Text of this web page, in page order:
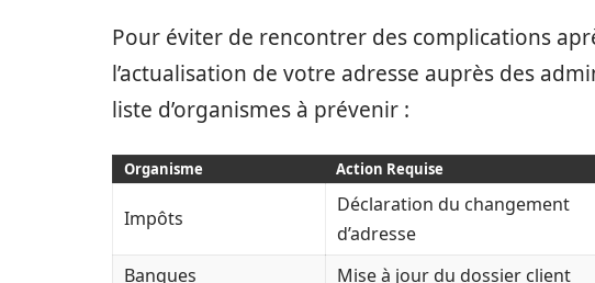
Pour éviter de rencontrer des complications
l’actualisation de votre adresse auprès des
liste d’organismes à prévenir :
Organisme Action Requise
Impôts
Déclaration du changement
d’adresse
Banques Mise à jour du dossier client